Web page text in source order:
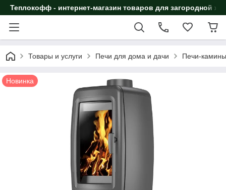
Теплокофф - интернет-магазин товаров для загородной
Товары и услуги Печи для дома и дачи Печи-камины
Новинка